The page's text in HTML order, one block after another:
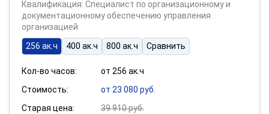
Квалификация: Специалист по организационному и
документационному обеспечению управления
организацией
256 ак.ч
400 ак.ч 800 ак.ч Сравнить
Кол-во часов:
от 256 ак.ч
Стоимость:
от 23 080 руб.
Старая цена:
39 910 руб.